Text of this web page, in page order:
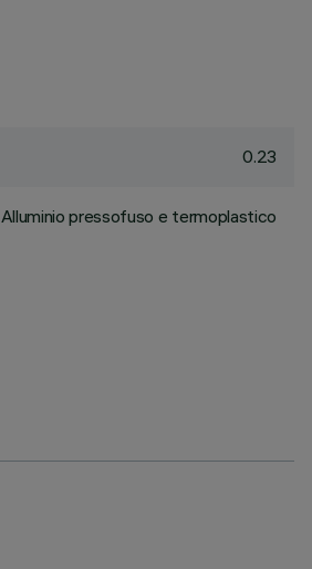
0.23
Alluminio pressofuso e termoplastico